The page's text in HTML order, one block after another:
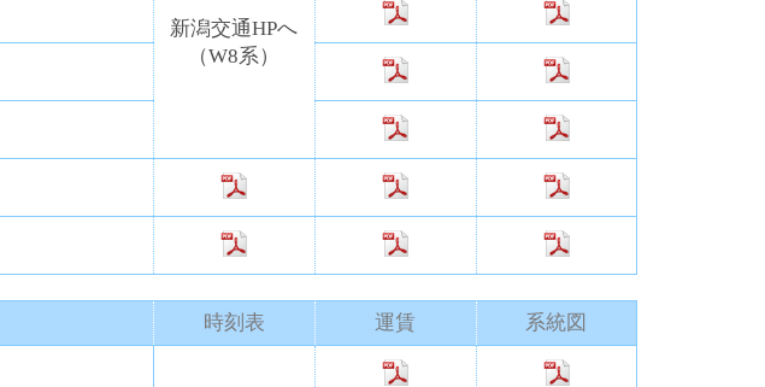
新潟交通HPへ
（W8系）
時刻表 運賃 系統図